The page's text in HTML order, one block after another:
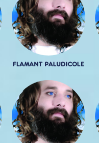
FLAMANT PALUDICOLE